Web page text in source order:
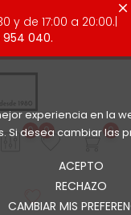
experiencia en la
desea cambiar las
ACEPTO
RECHAZO
CAMBIAR MIS
y de 17:00 a 20:00.|
954 040.
0 0 0